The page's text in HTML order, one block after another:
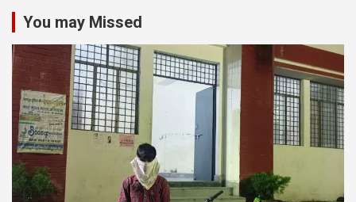
You may Missed